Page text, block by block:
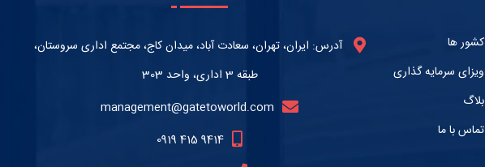
کشور ها
ویزای سرمایه گذاری
بلاگ
تماس با ما
آدرس: ایران، تهران، سعادت آباد، میدان کاج، مجتمع اداری سروستان،
طبقه 3 اداری، واحد 303
management@gatetoworld.com
0919 415 9414